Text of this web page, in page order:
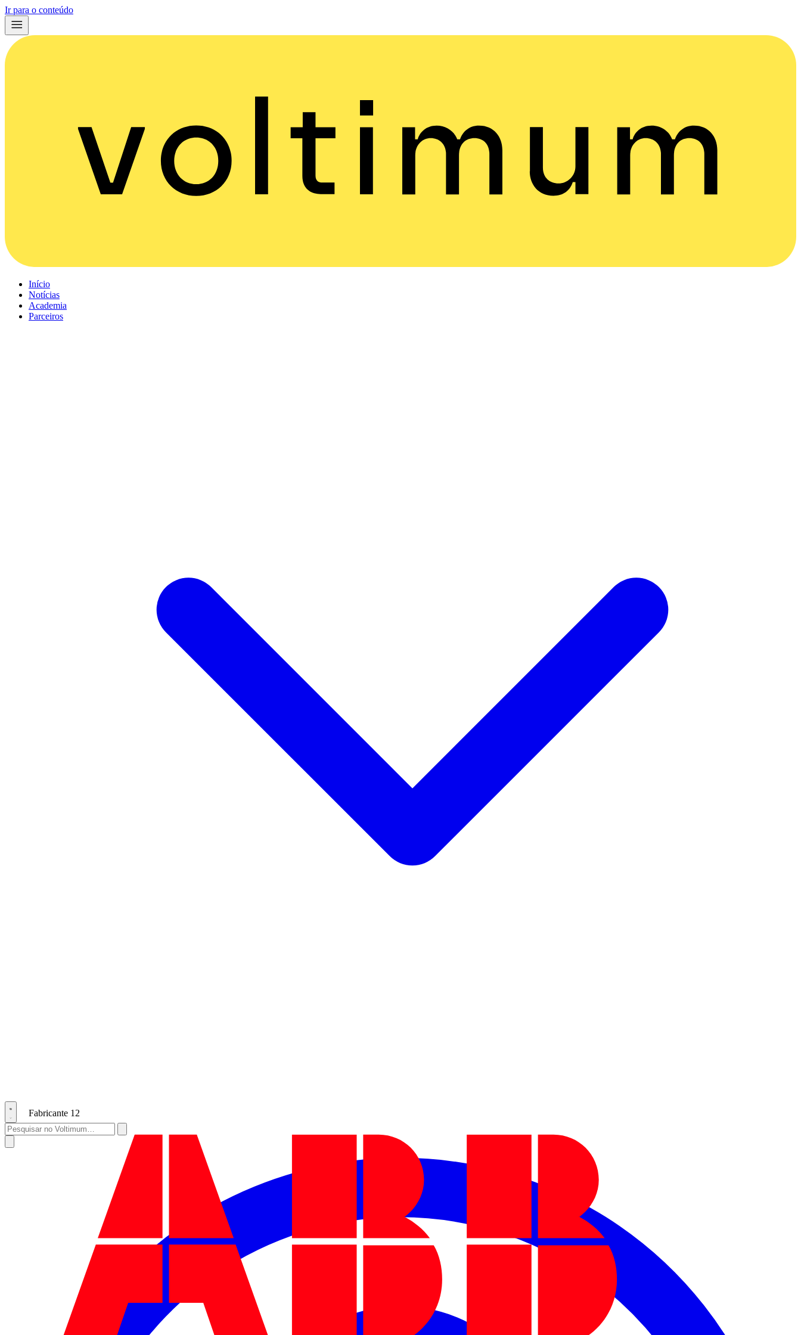
Ir para o conteúdo
Início
Notícias
Academia
Parceiros
Fabricante 12